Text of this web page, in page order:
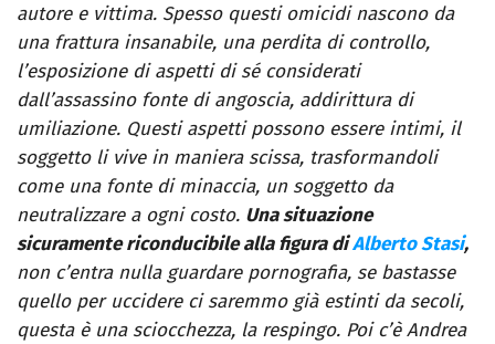
autore e vittima. Spesso questi omicidi nascono da
una frattura insanabile, una perdita di controllo,
l’esposizione di aspetti di sé considerati
dall’assassino fonte di angoscia, addirittura di
umiliazione. Questi aspetti possono essere intimi, il
soggetto li vive in maniera scissa, trasformandoli
come una fonte di minaccia, un soggetto da
neutralizzare a ogni costo. Una situazione
sicuramente riconducibile alla figura diAlberto Stasi,
non c’entra nulla guardare pornografia, se bastasse
quello per uccidere ci saremmo già estinti da secoli,
questa è una sciocchezza, la respingo. Poi c’è Andrea